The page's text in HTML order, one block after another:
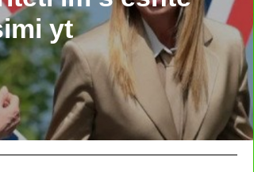
yt